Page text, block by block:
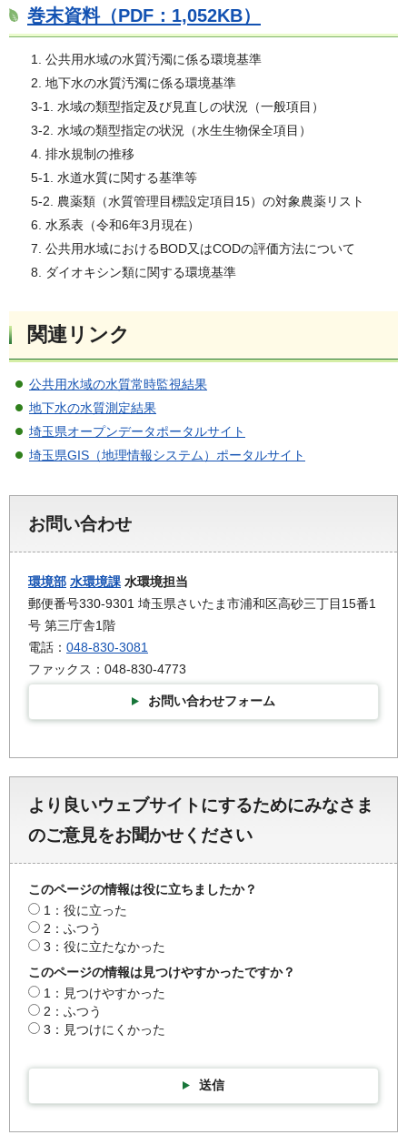
巻末資料（PDF：1,052KB）
1. 公共用水域の水質汚濁に係る環境基準
2. 地下水の水質汚濁に係る環境基準
3-1. 水域の類型指定及び見直しの状況（一般項目）
3-2. 水域の類型指定の状況（水生生物保全項目）
4. 排水規制の推移
5-1. 水道水質に関する基準等
5-2. 農薬類（水質管理目標設定項目15）の対象農薬リスト
6. 水系表（令和6年3月現在）
7. 公共用水域におけるBOD又はCODの評価方法について
8. ダイオキシン類に関する環境基準
関連リンク
公共用水域の水質常時監視結果
地下水の水質測定結果
埼玉県オープンデータポータルサイト
埼玉県GIS（地理情報システム）ポータルサイト
お問い合わせ
環境部 水環境課 水環境担当
郵便番号330-9301 埼玉県さいたま市浦和区高砂三丁目15番1
号 第三庁舎1階
電話： 048-830-3081
ファックス：048-830-4773
お問い合わせフォーム
より良いウェブサイトにするためにみなさま
のご意見をお聞かせください
このページの情報は役に立ちましたか？
1：役に立った
2：ふつう
3：役に立たなかった
このページの情報は見つけやすかったですか？
1：見つけやすかった
2：ふつう
3：見つけにくかった
送信